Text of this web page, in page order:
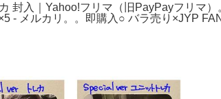
封入｜Yahoo!フリマ（旧PayPayフリマ
- メルカリ。。即購入○ バラ売り×JYP